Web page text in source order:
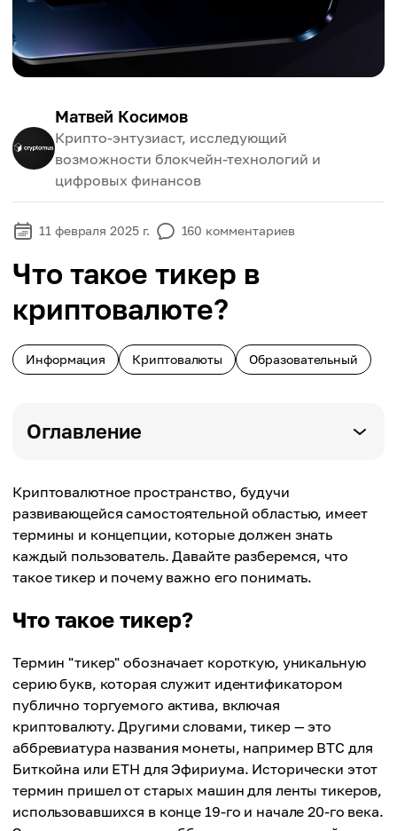
Матвей Косимов
Крипто-энтузиаст, исследующий
возможности блокчейн-технологий и
цифровых финансов
11 февраля 2025 г. 160 комментариев
Что такое тикер в
криптовалюте?
Информация Криптовалюты Образовательный
Оглавление
Криптовалютное пространство, будучи
развивающейся самостоятельной областью, имеет
термины и концепции, которые должен знать
каждый пользователь. Давайте разберемся, что
такое тикер и почему важно его понимать.
Что такое тикер?
Термин "тикер" обозначает короткую, уникальную
серию букв, которая служит идентификатором
публично торгуемого актива, включая
криптовалюту. Другими словами, тикер — это
аббревиатура названия монеты, например BTC для
Биткойна или ETH для Эфириума. Исторически этот
термин пришел от старых машин для ленты тикеров,
использовавшихся в конце 19-го и начале 20-го века.